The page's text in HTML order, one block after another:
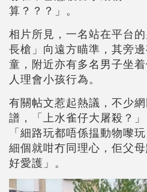
算？？？」。
相片所見，一名站在平台
長槍」向遠方瞄準，其旁
童，附近亦有多名男子坐
人理會小孩行為。
有關帖文惹起熱議，不少
譜，「上水雀仔大屠殺？」
「細路玩都唔係揾動物嚟
細個就咁冇同理心，佢父
好愛護」。